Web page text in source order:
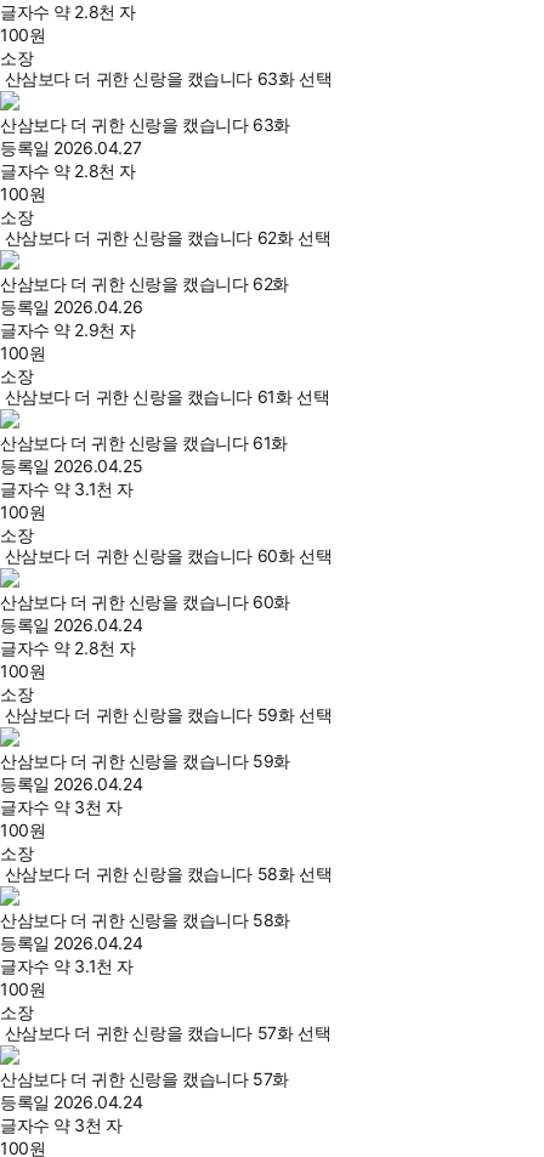
글자수 약 2.8천 자
100원
소장
산삼보다 더 귀한 신랑을 캤습니다 63화 선택
산삼보다 더 귀한 신랑을 캤습니다 63화
등록일 2026.04.27
글자수 약 2.8천 자
100원
소장
산삼보다 더 귀한 신랑을 캤습니다 62화 선택
산삼보다 더 귀한 신랑을 캤습니다 62화
등록일 2026.04.26
글자수 약 2.9천 자
100원
소장
산삼보다 더 귀한 신랑을 캤습니다 61화 선택
산삼보다 더 귀한 신랑을 캤습니다 61화
등록일 2026.04.25
글자수 약 3.1천 자
100원
소장
산삼보다 더 귀한 신랑을 캤습니다 60화 선택
산삼보다 더 귀한 신랑을 캤습니다 60화
등록일 2026.04.24
글자수 약 2.8천 자
100원
소장
산삼보다 더 귀한 신랑을 캤습니다 59화 선택
산삼보다 더 귀한 신랑을 캤습니다 59화
등록일 2026.04.24
글자수 약 3천 자
100원
소장
산삼보다 더 귀한 신랑을 캤습니다 58화 선택
산삼보다 더 귀한 신랑을 캤습니다 58화
등록일 2026.04.24
글자수 약 3.1천 자
100원
소장
산삼보다 더 귀한 신랑을 캤습니다 57화 선택
산삼보다 더 귀한 신랑을 캤습니다 57화
등록일 2026.04.24
글자수 약 3천 자
100원